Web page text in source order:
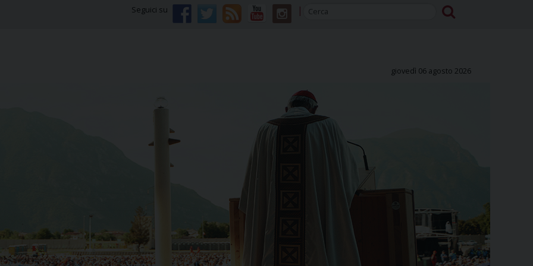
Seguici su
giovedì 06 agosto 2026